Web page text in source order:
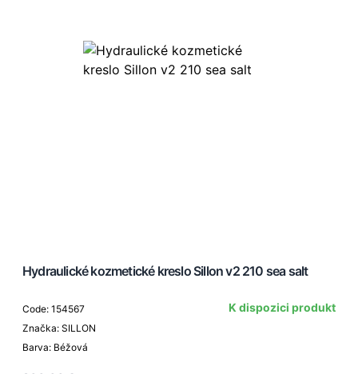
Hydraulické kozmetické kreslo Sillon v2 210 sea salt
Code: 154567
Značka: SILLON
Barva: Béžová
K dispozici produkt